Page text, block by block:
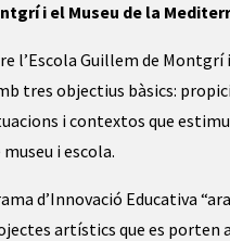
i el Museu de la
l’Escola Guillem de
tres objectius bàsics:
i contextos que
i escola.
d’Innovació Educativa
artístics que es porten